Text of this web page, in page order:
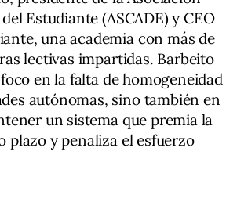
Estudiante (ASCADE) y CEO
una academia con más de
lectivas impartidas. Barbeito
en la falta de homogeneidad
autónomas, sino también en
un sistema que premia la
plazo y penaliza el esfuerzo